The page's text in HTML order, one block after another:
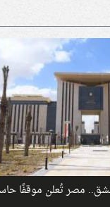
مصر تُعلن موقفًا